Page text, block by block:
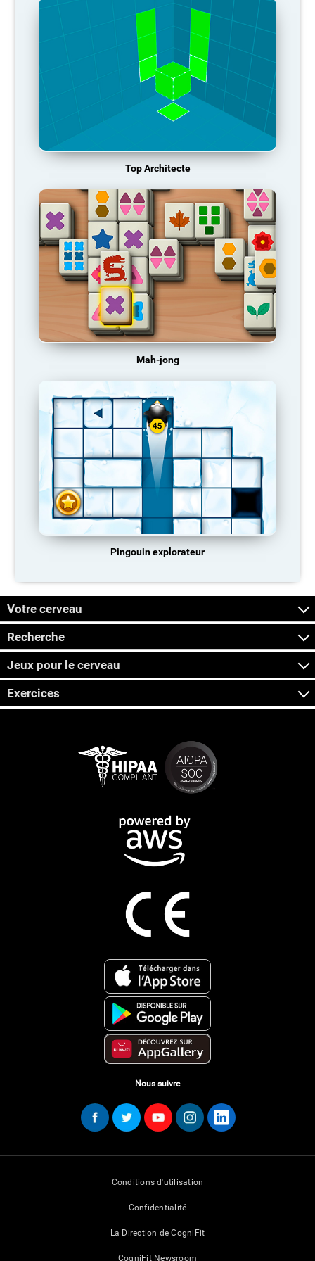
Top Architecte
Mah-jong
Pingouin explorateur
Votre cerveau
Recherche
Jeux pour le cerveau
Exercices
Nous suivre
Conditions d'utilisation
Confidentialité
La Direction de CogniFit
CogniFit Newsroom